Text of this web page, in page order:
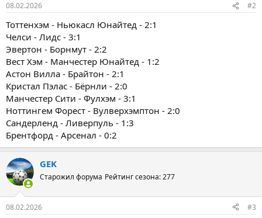
08.02.2026 #2
Тоттенхэм - Ньюкасл Юнайтед - 2:1
Челси - Лидс - 3:1
Эвертон - Борнмут - 2:2
Вест Хэм - Манчестер Юнайтед - 1:2
Астон Вилла - Брайтон - 2:1
Кристал Пэлас - Бёрнли - 2:0
Манчестер Сити - Фулхэм - 3:1
Ноттингем Форест - Вулверхэмптон - 2:0
Сандерленд - Ливерпуль - 1:3
Брентфорд - Арсенал - 0:2
GEK
Старожил форума Рейтинг сезона: 277
08.02.2026 #3